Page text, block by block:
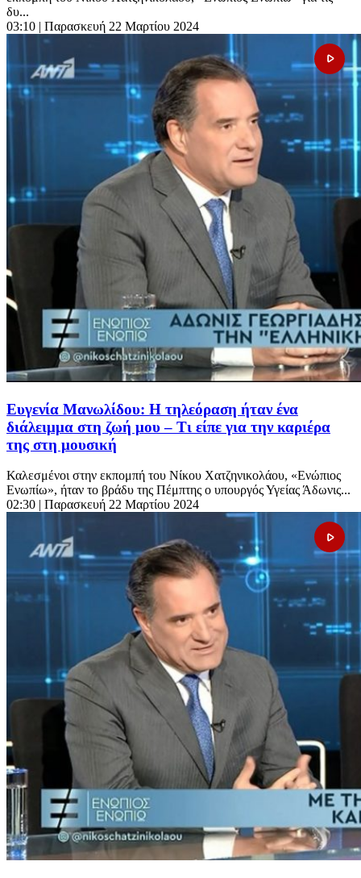
δυ...
03:10 | Παρασκευή 22 Μαρτίου 2024
Ευγενία Μανωλίδου: Η τηλεόραση ήταν ένα
διάλειμμα στη ζωή μου – Τι είπε για την καριέρα
της στη μουσική
Καλεσμένοι στην εκπομπή του Νίκου Χατζηνικολάου, «Ενώπιος
Ενωπίω», ήταν το βράδυ της Πέμπτης ο υπουργός Υγείας Άδωνις...
02:30 | Παρασκευή 22 Μαρτίου 2024